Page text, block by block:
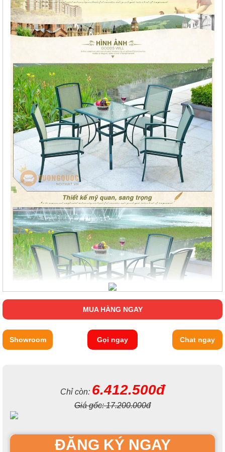
MUA HÀNG NGAY
Showroom Gọi ngay Chat ngay
Chỉ còn: 6.412.500đ
Giá gốc:17.200.000đ
ĐĂNG KÝ NGAY